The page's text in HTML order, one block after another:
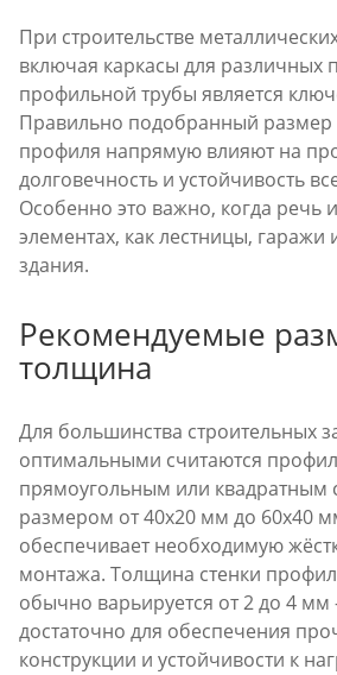
При строительстве
включая каркасы для различных
профильной трубы является
Правильно подобранный
профиля напрямую влияют на
долговечность и устойчивость
Особенно это важно, когда речь
элементах, как лестницы, гаражи
здания.
Рекомендуемые
толщина
Для большинства строительных
оптимальными считаются
прямоугольным или квадратным
размером от 40х20 мм до 60х40
обеспечивает необходимую
монтажа. Толщина стенки
обычно варьируется от 2 до 4 мм
достаточно для обеспечения
конструкции и устойчивости к